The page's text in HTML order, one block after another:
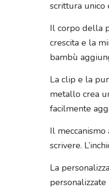
scrittura unico
Il corpo della
crescita e la
bambù
La clip e la
metallo crea
facilmente
Il
scrivere.
La